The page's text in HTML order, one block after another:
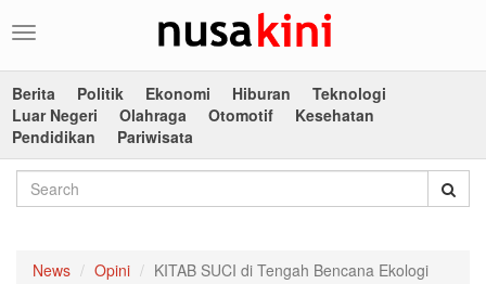
Toggle
Berita
Politik Ekonomi Hiburan
Teknologi
Luar Negeri
Olahraga Otomotif
Kesehatan
Pendidikan
Pariwisata
News Opini KITAB SUCI di Tengah Bencana Ekologi